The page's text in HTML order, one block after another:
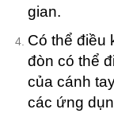
gian.
Có thể điều
đòn có thể
của cánh
các ứng